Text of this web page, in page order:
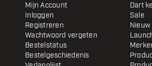
Mijn Account
Inloggen
Registreren
Wachtwoord vergeten
Bestelstatus
Bestelgeschiedenis
Dart
Sale
Nieuw